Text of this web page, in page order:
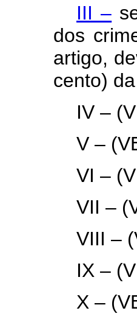
III –
dos
artigo,
cento)
IV –
V –
VI –
VII –
VIII –
IX –
X –